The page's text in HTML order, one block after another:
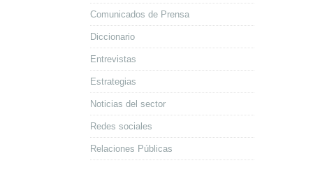
Comunicados de Prensa
Diccionario
Entrevistas
Estrategias
Noticias del sector
Redes sociales
Relaciones Públicas